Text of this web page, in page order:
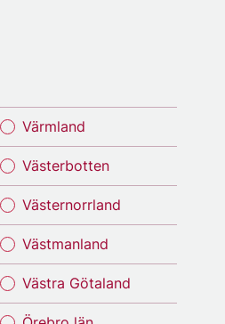
Värmland
Västerbotten
Västernorrland
Västmanland
Västra Götaland